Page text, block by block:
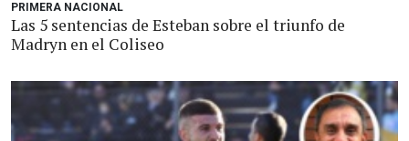
PRIMERA NACIONAL
Las 5 sentencias de Esteban sobre el triunfo de
Madryn en el Coliseo